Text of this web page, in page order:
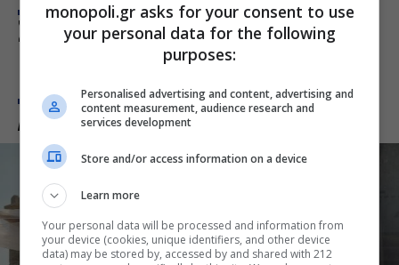
Σχετικά Θέματα
Δες κι αυτό
monopoli.gr asks for your consent to use
your personal data for the following
purposes:
Personalised advertising and content, advertising and
content measurement, audience research and
services development
Store and/or access information on a device
Learn more
Your personal data will be processed and information from
your device (cookies, unique identifiers, and other device
data) may be stored by, accessed by and shared with 212